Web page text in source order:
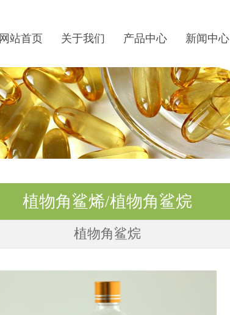
网站首页 关于我们 产品中心 新闻中心
植物角鲨烯/植物角鲨烷
植物角鲨烷